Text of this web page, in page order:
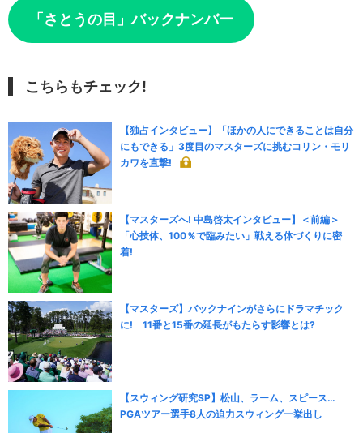
「さとうの目」バックナンバー
こちらもチェック!
【独占インタビュー】「ほかの人にできることは自分
にもできる」3度目のマスターズに挑むコリン・モリ
カワを直撃!
【マスターズへ! 中島啓太インタビュー】＜前編＞
「心技体、100％で臨みたい」戦える体づくりに密
着!
【マスターズ】バックナインがさらにドラマチック
に! 11番と15番の延長がもたらす影響とは?
【スウィング研究SP】松山、ラーム、スピース…
PGAツアー選手8人の迫力スウィング一挙出し